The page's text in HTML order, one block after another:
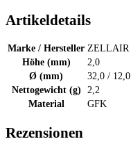
Artikeldetails
Marke / Hersteller ZELLAIR
Höhe (mm)
2,0
Ø (mm)
32,0 / 12,0
Nettogewicht (g)
2,2
Material
GFK
Rezensionen